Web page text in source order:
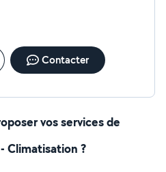
Contacter
vos services de
Climatisation ?